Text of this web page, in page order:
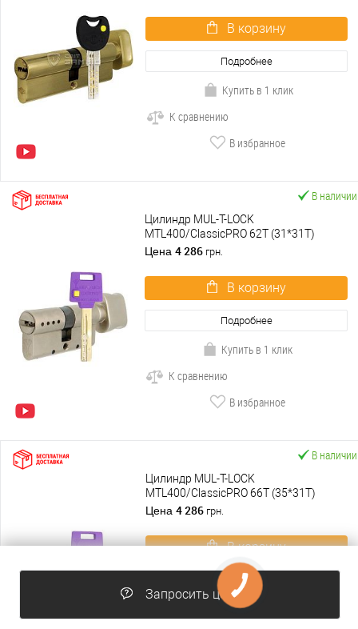
Запросить цену
В корзину
Подробнее
Купить в 1 клик
К сравнению
В избранное
В наличии
Цилиндр MUL-T-LOCK
MTL400/ClassicPRO 62T (31*31T)
никель сатин
Цена 4 286 грн.
В корзину
Подробнее
Купить в 1 клик
К сравнению
В избранное
В наличии
Цилиндр MUL-T-LOCK
MTL400/ClassicPRO 66T (35*31T)
никель сатин
Цена 4 286 грн.
В корзину
Подробнее
Купить в 1 клик